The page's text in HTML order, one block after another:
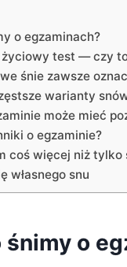
o egzaminach?
życiowy test — czy
śnie zawsze
warianty
może mieć
o egzaminie?
coś więcej niż tylko
własnego snu
śnimy o